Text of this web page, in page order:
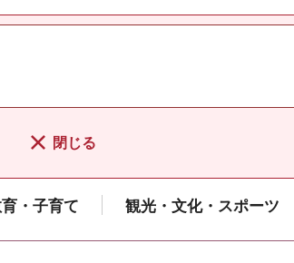
閉じる
・子育て 観光・文化・スポーツ